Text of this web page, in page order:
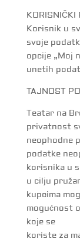
KORISNIČKI
Korisnik u
svoje
opcije „Moj
unetih
TAJNOST
Teatar na
privatnost
neophodne
podatke
korisnika u
u cilju
kupcima
mogućnost
koje se
koriste za